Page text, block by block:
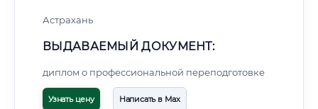
Астрахань
ВЫДАВАЕМЫЙ ДОКУМЕНТ:
диплом о профессиональной переподготовке
Узнать цену Написать в Max